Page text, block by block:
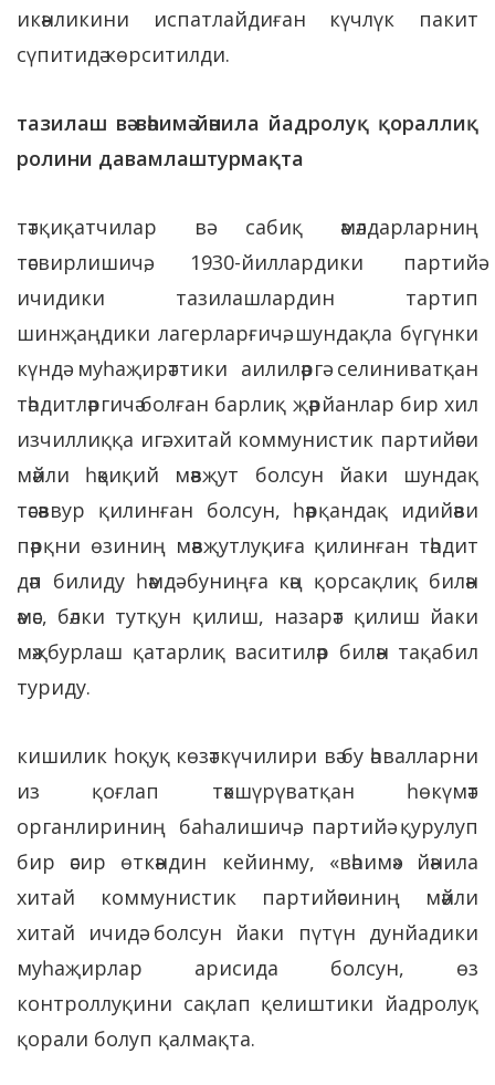
икәнликини испатлайдиған күчлүк пакит
сүпитидә көрситилди.
тазилаш вә вәһимә йәнила йадролуқ қораллиқ
ролини давамлаштурмақта
тәтқиқатчилар вә сабиқ әмәлдарларниң
тәсвирлишичә, 1930-йиллардики партийә
ичидики тазилашлардин тартип
шинҗаңдики лагерларғичә, шундақла бүгүнки
күндә муһаҗирәттики аилиләргә селиниватқан
тәһдитләргичә болған барлиқ җәрйанлар бир хил
изчиллиққа игә: хитай коммунистик партийәси
мәйли һәқиқий мәвҗут болсун йаки шундақ
тәсәввур қилинған болсун, һәрқандақ идийәви
пәрқни өзиниң мәвҗутлуқиға қилинған тәһдит
дәп билиду һәмдә буниңға кәң қорсақлиқ билән
әмәс, бәлки тутқун қилиш, назарәт қилиш йаки
мәҗбурлаш қатарлиқ васитиләр билән тақабил
туриду.
кишилик һоқуқ көзәткүчилири вә бу әһвалларни
из қоғлап тәкшүрүватқан һөкүмәт
органлириниң баһалишичә, партийә қурулуп
бир әсир өткәндин кейинму, «вәһимә» йәнила
хитай коммунистик партийәсиниң мәйли
хитай ичидә болсун йаки пүтүн дунйадики
муһаҗирлар арисида болсун, өз
контроллуқини сақлап қелиштики йадролуқ
қорали болуп қалмақта.